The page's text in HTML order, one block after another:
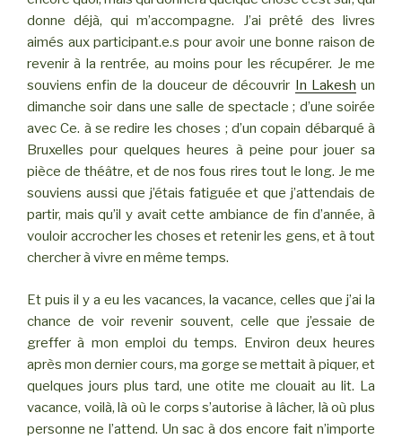
donne déjà, qui m’accompagne. J’ai prêté des livres
aimés aux participant.e.s pour avoir une bonne raison de
revenir à la rentrée, au moins pour les récupérer. Je me
souviens enfin de la douceur de découvrir In Lakesh un
dimanche soir dans une salle de spectacle ; d’une soirée
avec Ce. à se redire les choses ; d’un copain débarqué à
Bruxelles pour quelques heures à peine pour jouer sa
pièce de théâtre, et de nos fous rires tout le long. Je me
souviens aussi que j’étais fatiguée et que j’attendais de
partir, mais qu’il y avait cette ambiance de fin d’année, à
vouloir accrocher les choses et retenir les gens, et à tout
chercher à vivre en même temps.
Et puis il y a eu les vacances, la vacance, celles que j’ai la
chance de voir revenir souvent, celle que j’essaie de
greffer à mon emploi du temps. Environ deux heures
après mon dernier cours, ma gorge se mettait à piquer, et
quelques jours plus tard, une otite me clouait au lit. La
vacance, voilà, là où le corps s’autorise à lâcher, là où plus
personne ne l’attend. Un sac à dos encore fait n’importe